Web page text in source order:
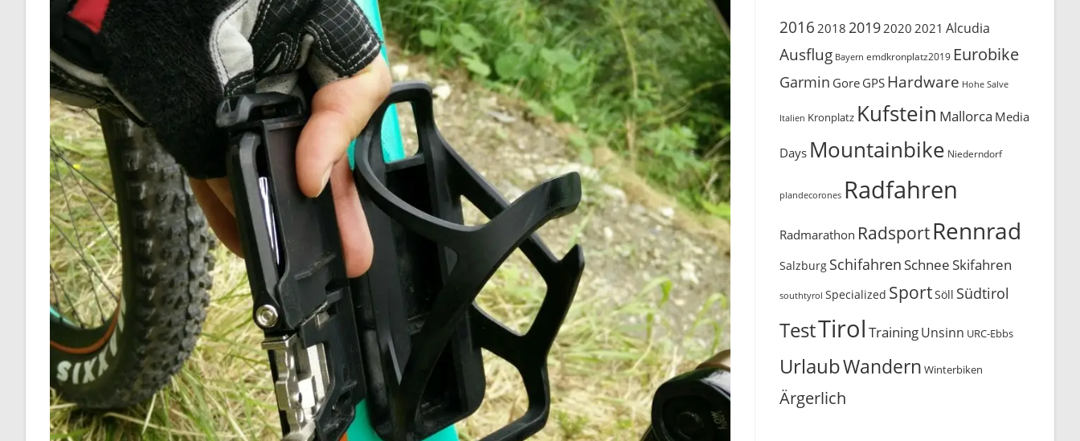
2016 2018 20192020 2021 Alcudia
Ausflug Bayern emdkronplatz2019 Eurobike
Garmin Gore GPS Hardware Hohe Salve
Italien Kronplatz Kufstein Mallorca Media
Days Mountainbike Niederndorf
plandecorones Radfahren
Radmarathon RadsportRennrad
Salzburg Schifahren Schnee Skifahren
southtyrol Specialized SportSöll Südtirol
TestTirol TrainingUnsinn URC-Ebbs
UrlaubWandern Winterbiken
Ärgerlich